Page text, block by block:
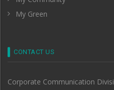
My Green
CONTACT US
Corporate Communication